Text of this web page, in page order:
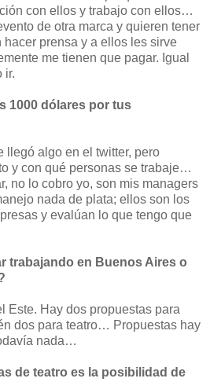
con ellos y trabajo con ellos…
de otra marca y quieren tener
prensa y a ellos les sirve
me tienen que pagar. Igual
ir.
1000 dólares por tus
llegó algo en el twitter, pero
y con qué personas se trabaje…
no lo cobro yo, son mis managers
nada de plata; ellos son los
y evalúan lo que tengo que
trabajando en Buenos Aires o
Este. Hay dos propuestas para
dos para teatro… Propuestas hay
nada…
de teatro es la posibilidad de